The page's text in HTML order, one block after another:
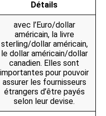
Détails
avec l’Euro/dollar
américain, la livre
sterling/dollar américain,
le dollar américain/dollar
canadien. Elles sont
importantes pour pouvoir
assurer les fournisseurs
étrangers d’être payés
selon leur devise.